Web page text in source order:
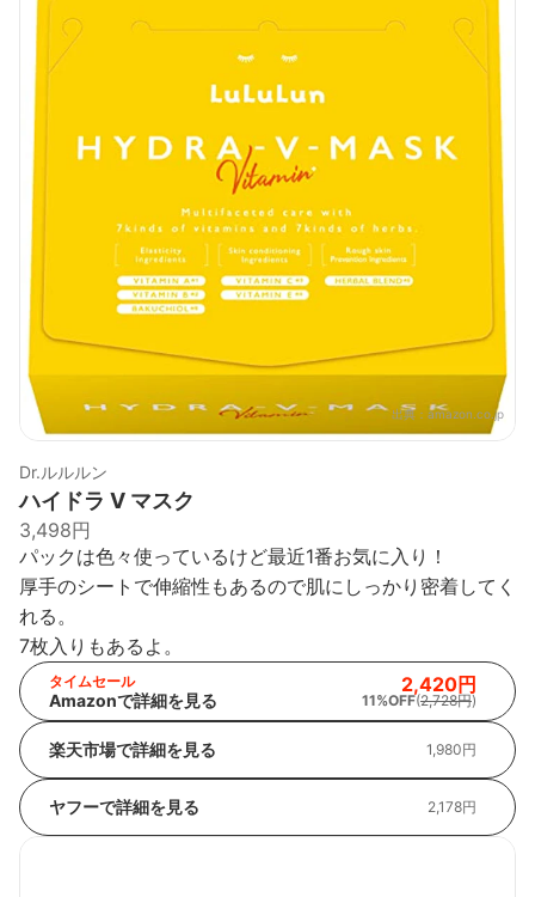
出典： amazon.co.jp
Dr.ルルルン
ハイドラ V マスク
3,498円
パックは色々使っているけど最近1番お気に入り！
厚手のシートで伸縮性もあるので肌にしっかり密着してく
れる。
7枚入りもあるよ。
タイムセール
Amazonで詳細を見る
2,420円
11%OFF(2,728円)
楽天市場で詳細を見る 1,980円
ヤフーで詳細を見る 2,178円